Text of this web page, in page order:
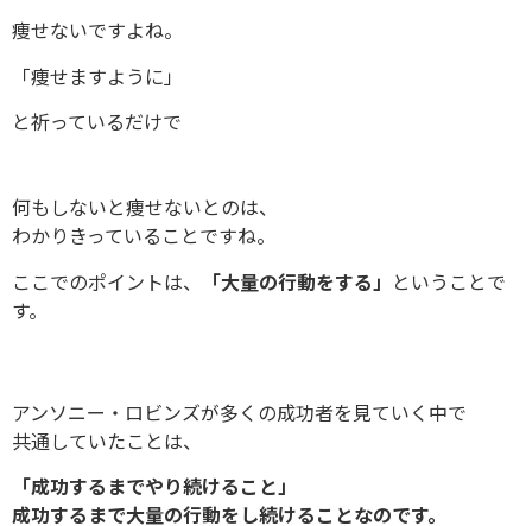
痩せないですよね。
「痩せますように」
と祈っているだけで
何もしないと痩せないとのは、
わかりきっていることですね。
ここでのポイントは、
「大量の行動をする」 ということで
す。
アンソニー・ロビンズが多くの成功者を見ていく中で
共通していたことは、
「成功するまでやり続けること」
成功するまで大量の行動をし続けることなのです。